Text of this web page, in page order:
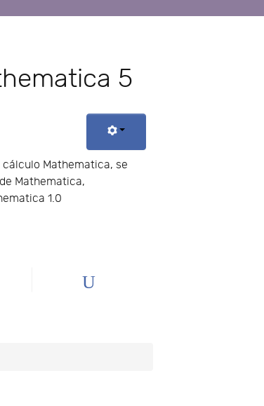
5
Mathematica, se
Mathematica,
1.0